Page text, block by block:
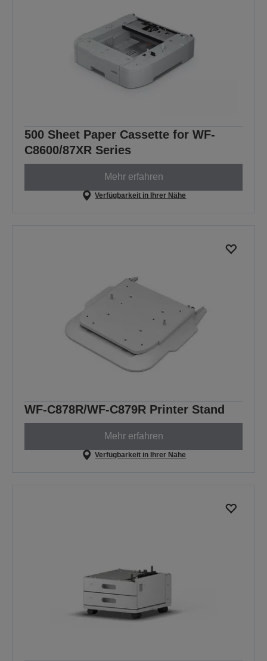
500 Sheet Paper Cassette for WF-
C8600/87XR Series
Mehr erfahren
Verfügbarkeit in Ihrer Nähe
WF-C878R/WF-C879R Printer Stand
Mehr erfahren
Verfügbarkeit in Ihrer Nähe